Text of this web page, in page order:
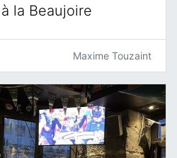
la Beaujoire
Maxime Touzaint